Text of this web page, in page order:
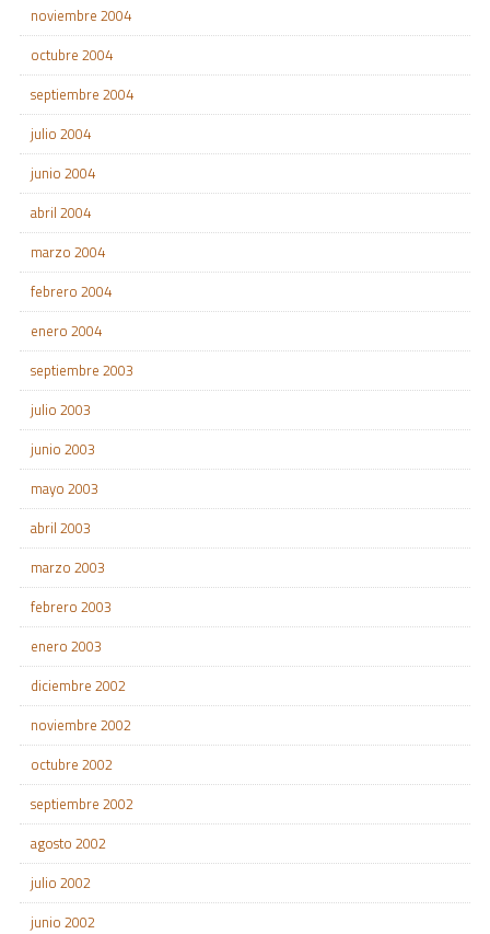
noviembre 2004
octubre 2004
septiembre 2004
julio 2004
junio 2004
abril 2004
marzo 2004
febrero 2004
enero 2004
septiembre 2003
julio 2003
junio 2003
mayo 2003
abril 2003
marzo 2003
febrero 2003
enero 2003
diciembre 2002
noviembre 2002
octubre 2002
septiembre 2002
agosto 2002
julio 2002
junio 2002